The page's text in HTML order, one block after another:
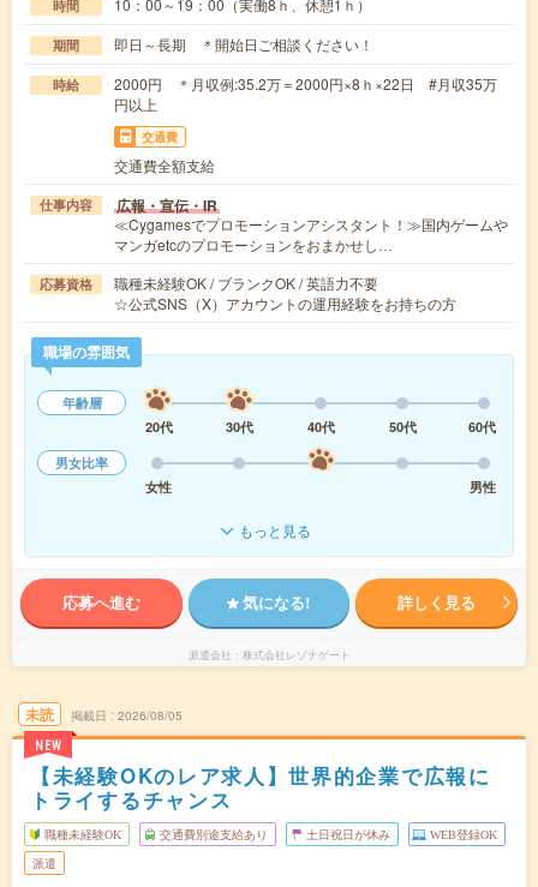
時間 10：00～19：00（実働8ｈ、休憩1ｈ）
期間 即日～長期 ＊開始日ご相談ください！
時給
2000円 ＊月収例:35.2万＝2000円×8ｈ×22日 #月収35万
円以上
交通費
交通費全額支給
仕事内容 広報・宣伝・IR
≪Cygamesでプロモーションアシスタント！≫国内ゲームや
マンガetcのプロモーションをおまかせし…
応募資格
職種未経験OK / ブランクOK / 英語力不要
☆公式SNS（X）アカウントの運用経験をお持ちの方
職場の雰囲気
年齢層
20代
30代 40代 50代
60代
男女比率
女性
男性
もっと見る
応募へ進む 気になる! 詳しく見る
派遣会社 株式会社レゾナゲート
未読
NEW
掲載日 2026/08/05
【未経験OKのレア求人】世界的企業で広報に
トライするチャンス
職種未経験OK 交通費別途支給あり 土日祝日が休み WEB登録OK
派遣